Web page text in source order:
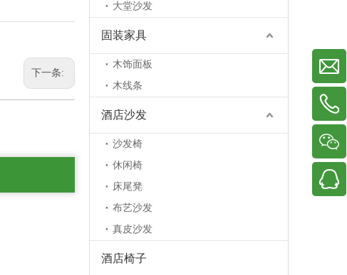
下一条:
大堂沙发
固装家具
木饰面板
木线条
酒店沙发
沙发椅
休闲椅
床尾凳
布艺沙发
真皮沙发
酒店椅子